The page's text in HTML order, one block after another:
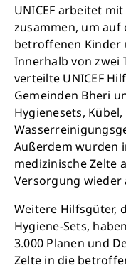
UNICEF arbeitet
zusammen, um
betroffenen Kinder
Innerhalb von zwei
verteilte UNICEF
Gemeinden Bheri
Hygienesets,
Außerdem wurden
medizinische Zelte
Versorgung wieder
Weitere Hilfsgüter,
Hygiene-Sets,
3.000 Planen und
Zelte in die